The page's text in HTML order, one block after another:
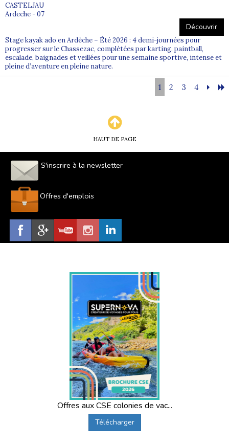
CASTELJAU
Ardeche - 07
Découvrir
Stage kayak ado en Ardèche – Été 2026 : 4 demi-journées pour
progresser sur le Chassezac, complétées par karting, paintball,
escalade, baignades et veillées pour une semaine sportive, intense et
pleine d’aventure en pleine nature.
1 2 3 4
HAUT DE PAGE
S'inscrire à la newsletter
Offres d'emplois
Offres aux CSE colonies de vac...
Télécharger